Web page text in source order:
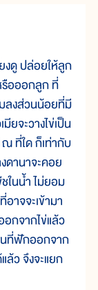
ดู ปล่อยให้ลูก
รือออกลูก ที่
ลงส่วนน้อยที่มี
ยจะวางไข่เป็น
ที่ใด ก็เท่ากับ
ดานาจะคอย
ในน้ำ ไม่ยอม
าจจะเข้ามา
กจากไข่แล้ว
นที่ฟักออกจาก
ล้ว จึงจะแยก